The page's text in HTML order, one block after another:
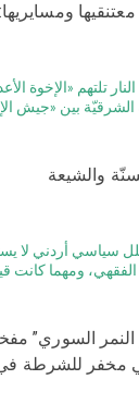
تلتهم «الإخوة
الشرقيّة بين «جيش
والشيعة
سياسي أردني لا
ومهما كانت
النمر السوري”
في مخفر للشرطة